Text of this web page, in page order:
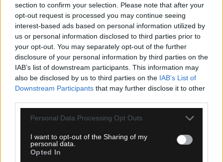
section to confirm your selection. Please note that after your
opt-out request is processed you may continue seeing
interest-based ads based on personal information utilized by
us or personal information disclosed to third parties prior to
your opt-out. You may separately opt-out of the further
disclosure of your personal information by third parties on the
IAB’s list of downstream participants. This information may
also be disclosed by us to third parties on the IAB’s List of
Downstream Participants that may further disclose it to other
Please note that this website/app uses one or more Google
not limited to your visit or usage behaviour. You may click to
grant or deny consent to Google and its third-party tags to
use your data for below specified purposes in below Google
Personal Data Processing Opt Outs
I want to opt-out of the Sharing of my
personal data.
Opted In
08.08.2026, 16:45
Με μαύρα περιβραχιόνια η ΑΕΚ στο φιλικό με την
Athens Kallithea